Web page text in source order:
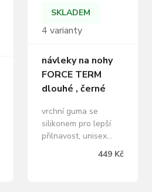
SKLADEM
4 varianty
návleky na nohy
FORCE TERM
dlouhé , černé
vrchní guma se
silikonem pro lepší
přilnavost, unisex
prvky, malé logo
449 Kč